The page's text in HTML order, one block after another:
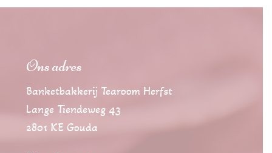
Ons adres
Banketbakkerij Tearoom Herfst
Lange Tiendeweg 43
2801 KE Gouda